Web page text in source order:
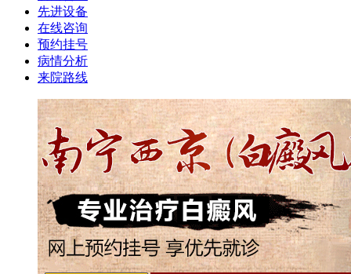
先进设备
在线咨询
预约挂号
病情分析
来院路线